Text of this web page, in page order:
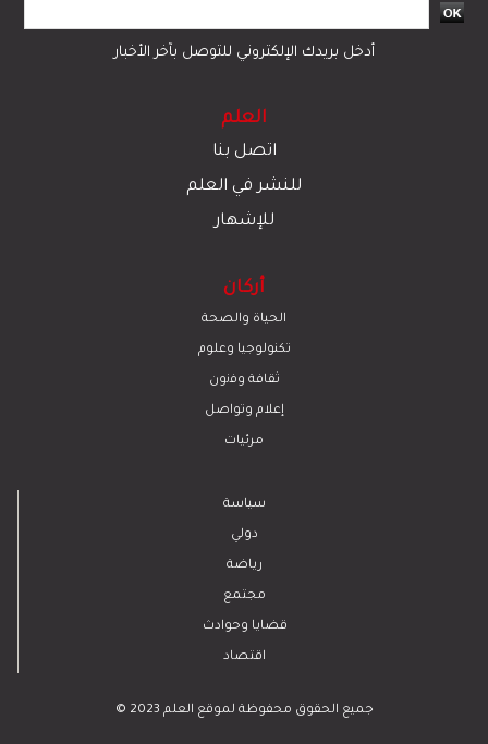
أدخل بريدك الإلكتروني للتوصل بآخر الأخبار
العلم
اتصل بنا
للنشر في العلم
للإشهار
أركان
الحياة والصحة
تكنولوجيا وعلوم
ﺛﻘﺎﻓﺔ وﻓﻧون
إعلام وتواصل
مرئيات
سياسة
دولي
رياضة
مجتمع
قضايا وحوادث
اقتصاد
© 2023 جميع الحقوق محفوظة لموقع العلم